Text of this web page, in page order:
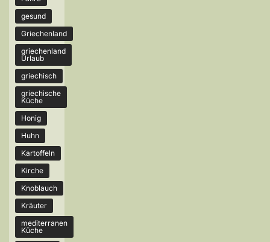
gesund
Griechenland
griechenland
Urlaub
griechisch
griechische
Küche
Honig
Huhn
Kartoffeln
Kirche
Knoblauch
Kräuter
mediterranen
Küche